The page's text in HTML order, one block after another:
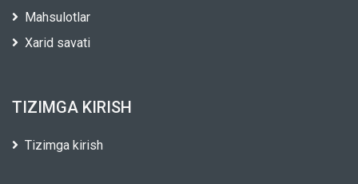
Mahsulotlar
Xarid savati
TIZIMGA KIRISH
Tizimga kirish